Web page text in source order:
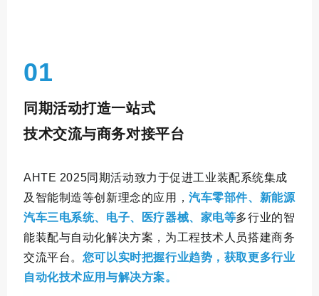
01
同期活动打造一站式
技术交流与商务对接平台
AHTE 2025同期活动致力于促进工业装配系统集成
及智能制造等创新理念的应用，汽车零部件、新能源
汽车三电系统、电子、医疗器械、家电等多行业的智
能装配与自动化解决方案，为工程技术人员搭建商务
交流平台。 您可以实时把握行业趋势，获取更多行业
自动化技术应用与解决方案。